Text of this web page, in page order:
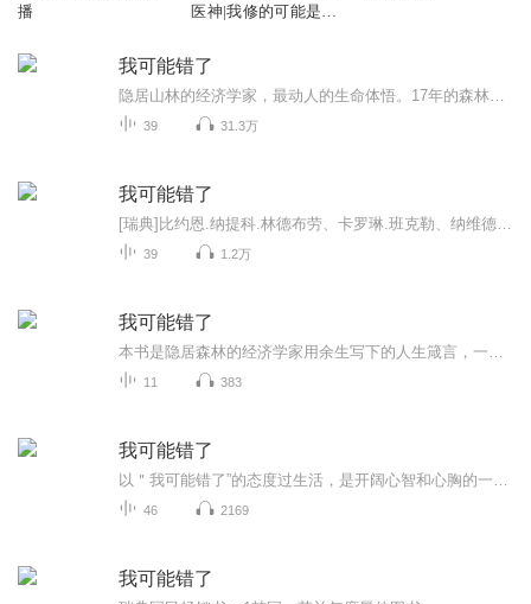
播
医神|我修的可能是假
我可能错了
39 31.3万
我可能错了
39 1.2万
我可能错了
11 383
我可能错了
46 2169
我可能错了